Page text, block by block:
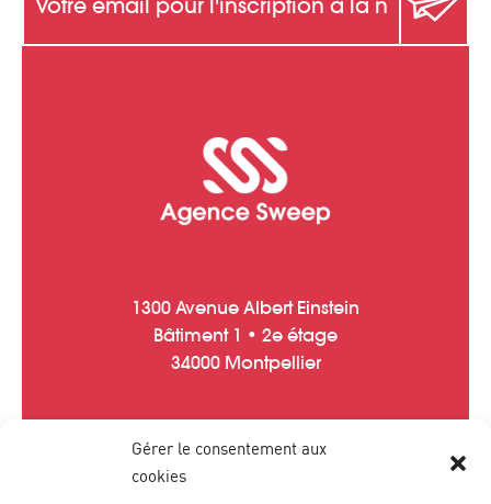
Gérer le consentement aux
cookies
1300 Avenue Albert Einstein
Bâtiment 1 • 2e étage
34000 Montpellier
Tél :